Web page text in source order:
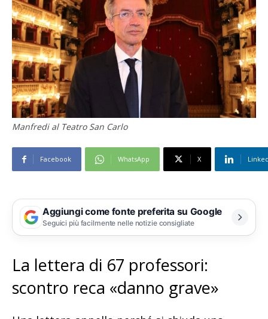
Manfredi al Teatro San Carlo
Facebook WhatsApp X
Aggiungi come fonte preferita su Google
Seguici più facilmente nelle notizie consigliate
La lettera di 67 professori:
scontro reca «danno grave»